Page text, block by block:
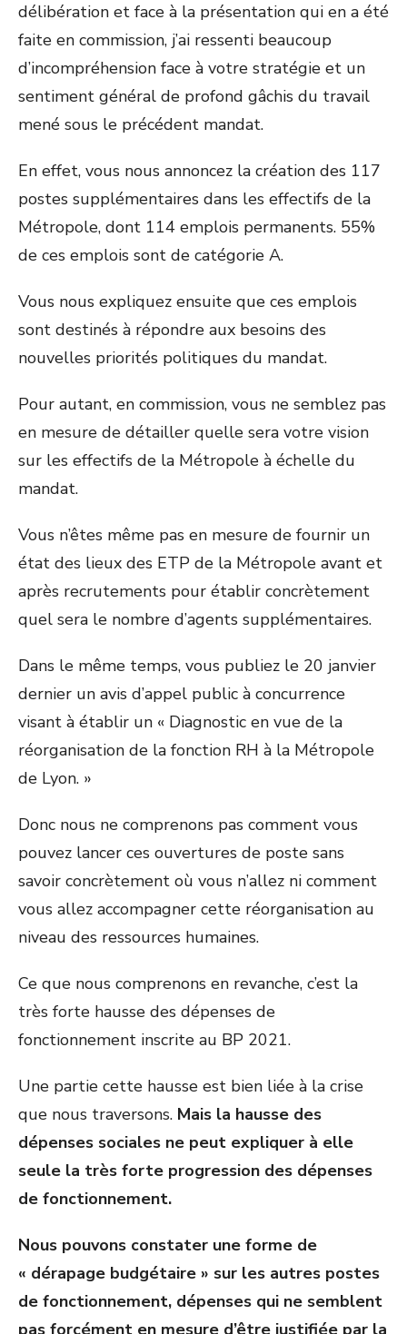
délibération et face à la présentation qui en a été
faite en commission, j’ai ressenti beaucoup
d’incompréhension face à votre stratégie et un
sentiment général de profond gâchis du travail
mené sous le précédent mandat.
En effet, vous nous annoncez la création des 117
postes supplémentaires dans les effectifs de la
Métropole, dont 114 emplois permanents. 55%
de ces emplois sont de catégorie A.
Vous nous expliquez ensuite que ces emplois
sont destinés à répondre aux besoins des
nouvelles priorités politiques du mandat.
Pour autant, en commission, vous ne semblez pas
en mesure de détailler quelle sera votre vision
sur les effectifs de la Métropole à échelle du
mandat.
Vous n’êtes même pas en mesure de fournir un
état des lieux des ETP de la Métropole avant et
après recrutements pour établir concrètement
quel sera le nombre d’agents supplémentaires.
Dans le même temps, vous publiez le 20 janvier
dernier un avis d’appel public à concurrence
visant à établir un « Diagnostic en vue de la
réorganisation de la fonction RH à la Métropole
de Lyon. »
Donc nous ne comprenons pas comment vous
pouvez lancer ces ouvertures de poste sans
savoir concrètement où vous n’allez ni comment
vous allez accompagner cette réorganisation au
niveau des ressources humaines.
Ce que nous comprenons en revanche, c’est la
très forte hausse des dépenses de
fonctionnement inscrite au BP 2021.
Une partie cette hausse est bien liée à la crise
que nous traversons. Mais la hausse des
dépenses sociales ne peut expliquer à elle
seule la très forte progression des dépenses
de fonctionnement.
Nous pouvons constater une forme de
« dérapage budgétaire » sur les autres postes
de fonctionnement, dépenses qui ne semblent
pas forcément en mesure d’être justifiée par la